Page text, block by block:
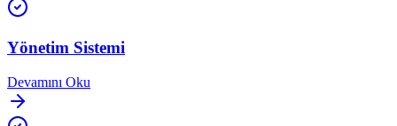
Yönetim Sistemi
Devamını Oku